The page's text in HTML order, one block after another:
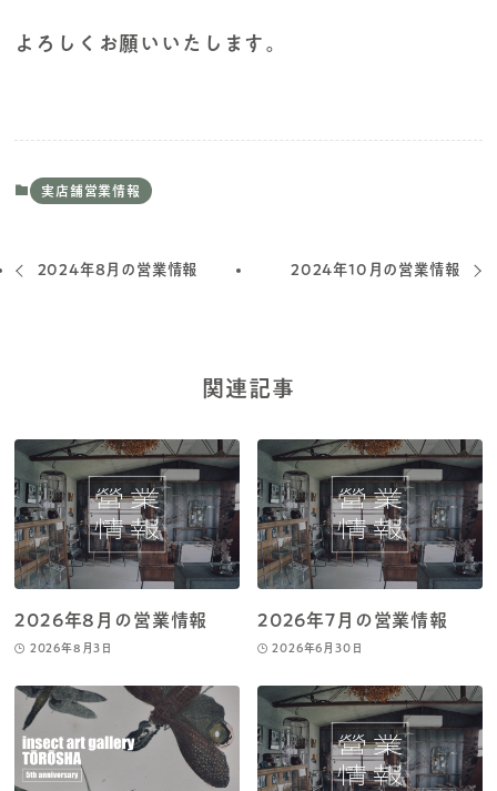
よろしくお願いいたします。
実店舗営業情報
2024年8月の営業情報 2024年10月の営業情報
関連記事
2026年8月の営業情報
2026年8月3日
2026年7月の営業情報
2026年6月30日